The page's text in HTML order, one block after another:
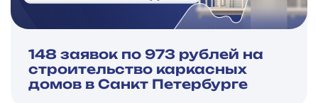
148 заявок по 973 рублей на
строительство каркасных
домов в Санкт Петербурге